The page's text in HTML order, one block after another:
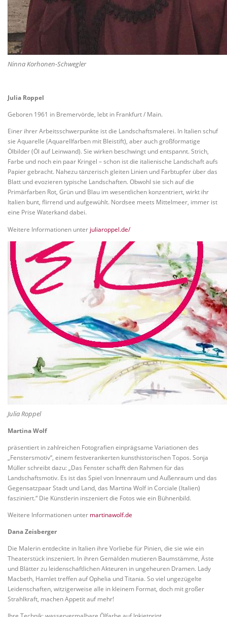
Ninna Korhonen-Schwegler
Julia Roppel
Geboren 1961 in Bremervörde, lebt in Frankfurt / Main.
Einer ihrer Arbeitsschwerpunkte ist die Landschaftsmalerei. In Italien schuf
sie Aquarelle (Aquarellfarben mit Bleistift), aber auch großformatige
Ölbilder (Öl auf Leinwand). Sie wirken beschwingt und entspannt. Strich,
Farbe und noch ein paar Kringel – schon ist die italienische Landschaft aufs
Papier gebracht. Nahezu tänzerisch gleiten Linien und Farbtupfer über das
Blatt und evozieren typische Landschaften. Obwohl sie sich auf die
Primärfarben Rot, Grün und Blau im wesentlichen konzentriert, wirkt ihr
Italien bunt, flirrend und aufgewühlt. Nordsee meets Mittelmeer, immer ist
eine Prise Waterkand dabei.
Weitere Informationen unter juliaroppel.de/
Julia Roppel
Martina Wolf
präsentiert in zahlreichen Fotografien einprägsame Variationen des
„Fenstersmotiv“, einem festverankerten kunsthistorischen Topos. Sonja
Müller schreibt dazu: „Das Fenster schafft den Rahmen für das
Landschaftsmotiv. Es ist das Spiel von Innenraum und Außenraum und das
Gegensatzpaar Stadt und Land, das Martina Wolf in Corciale (Italien)
fasziniert.“ Die Künstlerin inszeniert die Fotos wie ein Bühnenbild.
Weitere Informationen unter martinawolf.de
Dana Zeisberger
Die Malerin entdeckte in Italien ihre Vorliebe für Pinien, die sie wie ein
Theaterstück inszeniert. In ihren Gemälden mutieren Baumstämme, Äste
und Blätter zu leidenschaftlichen Akteuren in ungeheuren Dramen. Lady
Macbeth, Hamlet treffen auf Ophelia und Titania. So viel ungezügelte
Leidenschaften, witzigerweise alle in kleinem Format, doch mit großer
Strahlkraft, machen Appetit auf mehr!